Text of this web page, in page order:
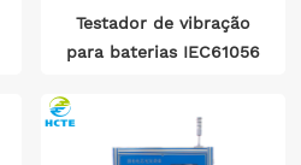
Testador de vibração
para baterias IEC61056